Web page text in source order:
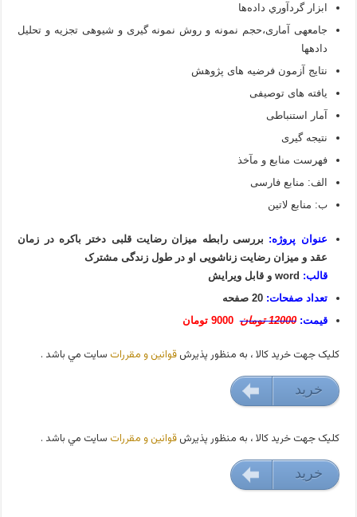
ابزار گردآوري داده‌ها
جامعه­ی آماری،حجم نمونه و روش نمونه گیری و شیوه­ی تجزیه و تحلیل
داده­ها
نتایج آزمون فرضیه­ های پژوهش
یافته های توصیفی
آمار استنباطی
نتیجه­ گیری
فهرست منابع و مآخذ
الف: منابع فارسی
ب: منابع لاتین
عنوان پروژه: بررسی رابطه میزان رضایت قلبی دختر باکره در زمان
عقد و میزان رضایت زناشویی او در طول زندگی مشترک
قالب:
تعداد صفحات: 20 صفحه
قیمت:12000 تومان 9000 تومان
کليک جهت خريد کالا ، به منظور پذيرشقوانين و مقررات سايت مي باشد .
9000 تومان خريد
کليک جهت خريد کالا ، به منظور پذيرشقوانين و مقررات سايت مي باشد .
9000 تومان خريد